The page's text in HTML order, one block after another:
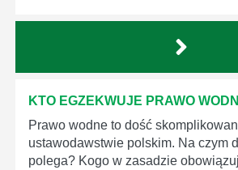
KTO EGZEKWUJE PRAWO
Prawo wodne to dość
ustawodawstwie polskim. Na czym
polega? Kogo w zasadzie